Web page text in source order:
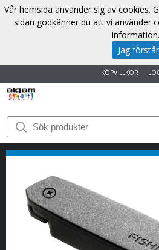
KÖPVILLKOR
START
VARUMÄRKEN
NYHETER
OM
OSS
Vår hemsida använder sig av cookies.
sidan godkänner du att vi använder
information.
Jag förstår